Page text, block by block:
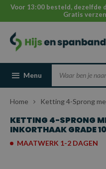
Voor 13:00 besteld, dezelfde
Gratis
Menu
Home Ketting 4-Sprong met
KETTING 4-SPRONG
INKORTHAAK GRADE
MAATWERK 1-2 DAGEN